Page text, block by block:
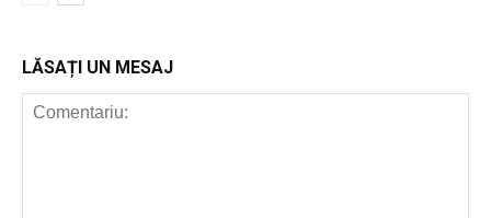
LĂSAȚI UN MESAJ